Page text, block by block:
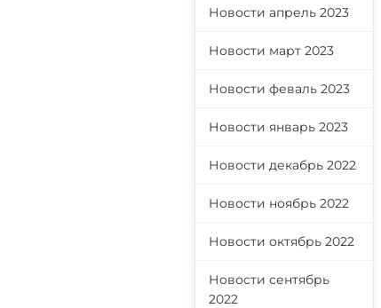
Новости апрель 2023
Новости март 2023
Новости феваль 2023
Новости январь 2023
Новости декабрь 2022
Новости ноябрь 2022
Новости октябрь 2022
Новости сентябрь
2022